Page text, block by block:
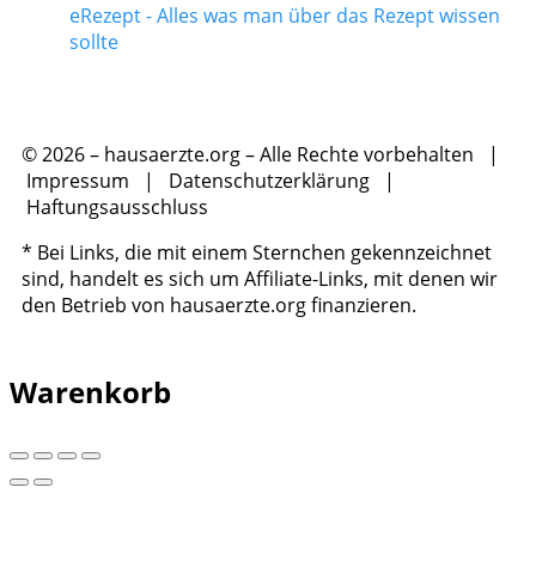
eRezept - Alles was man über das Rezept wissen
sollte
© 2026 – hausaerzte.org – Alle Rechte vorbehalten |
Impressum | Datenschutzerklärung |
Haftungsausschluss
* Bei Links, die mit einem Sternchen gekennzeichnet
sind, handelt es sich um Affiliate-Links, mit denen wir
den Betrieb von hausaerzte.org finanzieren.
Warenkorb